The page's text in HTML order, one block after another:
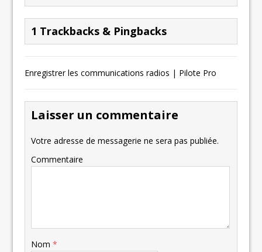
1 Trackbacks & Pingbacks
Enregistrer les communications radios | Pilote Pro
Laisser un commentaire
Votre adresse de messagerie ne sera pas publiée.
Commentaire
Nom*